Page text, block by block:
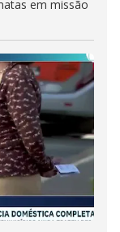
em missão